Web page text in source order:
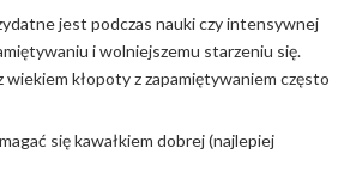
jest podczas nauki czy intensywnej
i wolniejszemu starzeniu się.
kłopoty z zapamiętywaniem często
się kawałkiem dobrej (najlepiej